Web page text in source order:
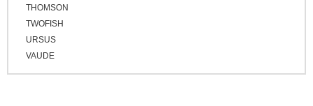
THOMSON
TWOFISH
URSUS
VAUDE